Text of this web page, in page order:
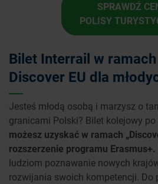
SPRAWDŹ
POLISY
Bilet Interrail w
Discover EU dla
Jesteś młodą osobą i marzysz o
granicami Polski? Bilet kolejowy po
możesz uzyskać w ramach
rozszerzenie programu Erasmus+.
ludziom poznawanie nowych
rozwijania swoich kompetencji. Do